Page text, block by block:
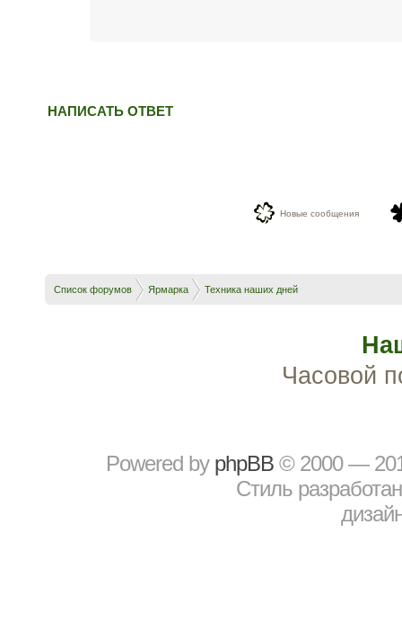
НАПИСАТЬ ОТВЕТ
Новые сообщения
Список форумов Ярмарка Техника наших дней
Часовой
Powered by рhрBВ © 2000 —
Стиль